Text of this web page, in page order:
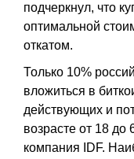
подчеркнул, что
оптимальной
откатом.
Только 10%
вложиться в
действующих и
возрасте от 18 до
компания IDF.